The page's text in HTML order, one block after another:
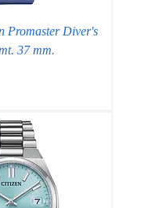
Promaster Diver's
37 mm.